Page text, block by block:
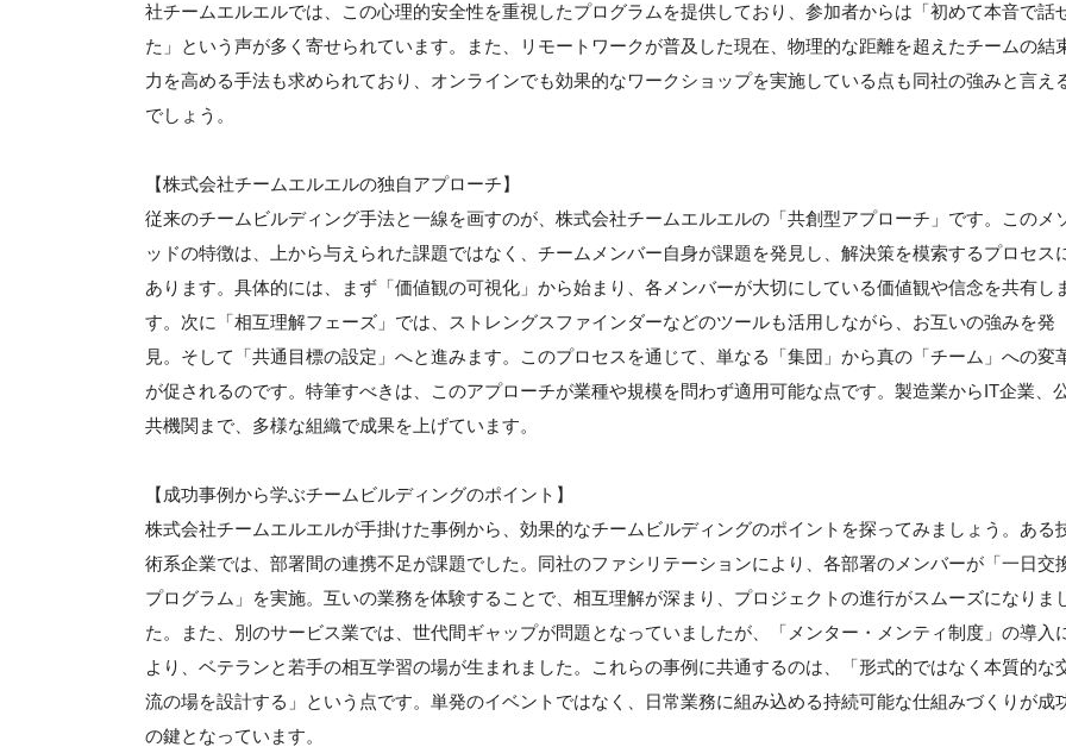
社チームエルエルでは、この心理的安全性を重視したプログラムを提供しており、参加者からは「初めて本音で話
た」という声が多く寄せられています。また、リモートワークが普及した現在、物理的な距離を超えたチームの結
力を高める手法も求められており、オンラインでも効果的なワークショップを実施している点も同社の強みと言え
でしょう。
【株式会社チームエルエルの独自アプローチ】
従来のチームビルディング手法と一線を画すのが、株式会社チームエルエルの「共創型アプローチ」です。このメ
ッドの特徴は、上から与えられた課題ではなく、チームメンバー自身が課題を発見し、解決策を模索するプロセス
あります。具体的には、まず「価値観の可視化」から始まり、各メンバーが大切にしている価値観や信念を共有し
す。次に「相互理解フェーズ」では、ストレングスファインダーなどのツールも活用しながら、お互いの強みを発
見。そして「共通目標の設定」へと進みます。このプロセスを通じて、単なる「集団」から真の「チーム」への変
が促されるのです。特筆すべきは、このアプローチが業種や規模を問わず適用可能な点です。製造業からIT企業、
共機関まで、多様な組織で成果を上げています。
【成功事例から学ぶチームビルディングのポイント】
株式会社チームエルエルが手掛けた事例から、効果的なチームビルディングのポイントを探ってみましょう。ある
術系企業では、部署間の連携不足が課題でした。同社のファシリテーションにより、各部署のメンバーが「一日交
プログラム」を実施。互いの業務を体験することで、相互理解が深まり、プロジェクトの進行がスムーズになりま
た。また、別のサービス業では、世代間ギャップが問題となっていましたが、「メンター・メンティ制度」の導入
より、ベテランと若手の相互学習の場が生まれました。これらの事例に共通するのは、「形式的ではなく本質的な
流の場を設計する」という点です。単発のイベントではなく、日常業務に組み込める持続可能な仕組みづくりが成
の鍵となっています。